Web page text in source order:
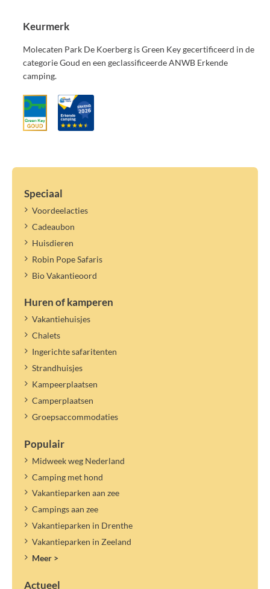
Keurmerk
Molecaten Park De Koerberg is Green Key gecertificeerd in de
categorie Goud en een geclassificeerde ANWB Erkende
camping.
Speciaal
Voordeelacties
Cadeaubon
Huisdieren
Robin Pope Safaris
Bio Vakantieoord
Huren of kamperen
Vakantiehuisjes
Chalets
Ingerichte safaritenten
Strandhuisjes
Kampeerplaatsen
Camperplaatsen
Groepsaccommodaties
Populair
Midweek weg Nederland
Camping met hond
Vakantieparken aan zee
Campings aan zee
Vakantieparken in Drenthe
Vakantieparken in Zeeland
Meer >
Actueel